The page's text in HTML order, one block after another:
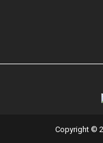
Copyright ©